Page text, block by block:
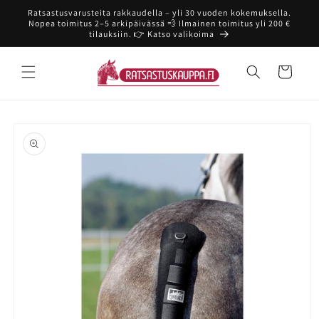
siirry
sisältöön
Ratsastusvarusteita rakkaudella – yli 30 vuoden kokemuksella.
Nopea toimitus 2–5 arkipäivässä 💨 Ilmainen toimitus yli 200 €
tilauksiin. 👉 Katso valikoima
Ostoskori
tuotetietoihin